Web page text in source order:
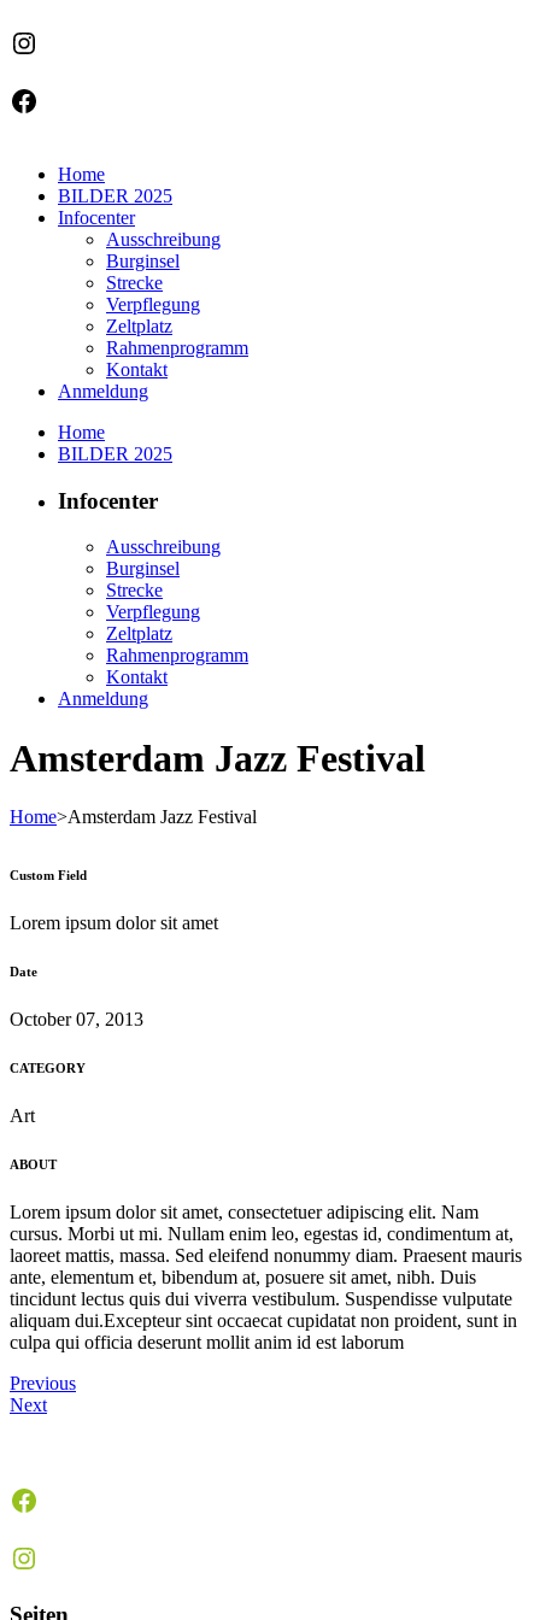
Instagram
Facebook
Home
BILDER 2025
Infocenter
Ausschreibung
Burginsel
Strecke
Verpflegung
Zeltplatz
Rahmenprogramm
Kontakt
Anmeldung
Home
BILDER 2025
Infocenter
Ausschreibung
Burginsel
Strecke
Verpflegung
Zeltplatz
Rahmenprogramm
Kontakt
Anmeldung
Amsterdam Jazz Festival
Home>Amsterdam Jazz Festival
Custom Field
Lorem ipsum dolor sit amet
Date
October 07, 2013
CATEGORY
Art
ABOUT
Lorem ipsum dolor sit amet, consectetuer adipiscing elit. Nam
cursus. Morbi ut mi. Nullam enim leo, egestas id, condimentum at,
laoreet mattis, massa. Sed eleifend nonummy diam. Praesent mauris
ante, elementum et, bibendum at, posuere sit amet, nibh. Duis
tincidunt lectus quis dui viverra vestibulum. Suspendisse vulputate
aliquam dui.Excepteur sint occaecat cupidatat non proident, sunt in
culpa qui officia deserunt mollit anim id est laborum
Previous
Next
Facebook
Instagram
Seiten